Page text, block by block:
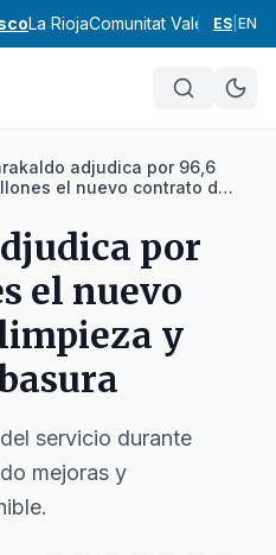
La RiojaComunitat Valenciana
ES EN
adjudica por 96,6
el nuevo contrato de
por
el nuevo
y
servicio durante
mejoras y